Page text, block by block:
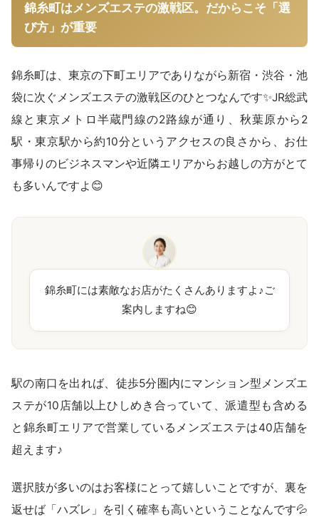
錦糸町はメンズエステの激戦区。だからこそ「選
び方」が重要
錦糸町は、東京の下町エリアでありながら新宿・渋谷・池
袋に次ぐメンズエステの激戦区のひとつなんです✨JR総武
線と東京メトロ半蔵門線の2路線が通り、秋葉原から2
駅・東京駅から約10分というアクセスの良さから、お仕
事帰りのビジネスマンや近隣エリアからお越しの方がとて
も多いんですよ😊
錦糸町には素敵なお店がたくさんありますよ♪ご
案内しますね😊
駅の南口を出れば、徒歩5分圏内にマンション型メンズエ
ステが10店舗以上ひしめき合っていて、派遣型も含める
と錦糸町エリアで営業しているメンズエステは40店舗を
超えます♪
選択肢が多いのはお客様にとって嬉しいことですが、裏を
返せば「ハズレ」を引く確率も高いということなんです💦